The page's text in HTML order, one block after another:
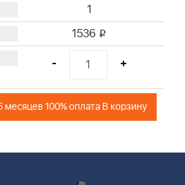
1
1536 i
- +
месяцев 100% оплата В корзину